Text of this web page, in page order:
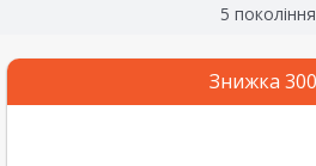
5 покоління
Знижка